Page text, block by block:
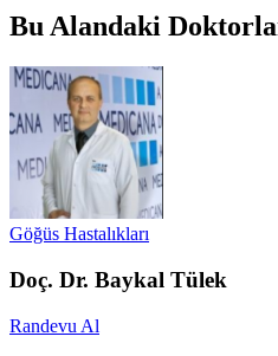
Bu Alandaki
Göğüs Hastalıkları
Doç. Dr. Baykal Tülek
Randevu Al